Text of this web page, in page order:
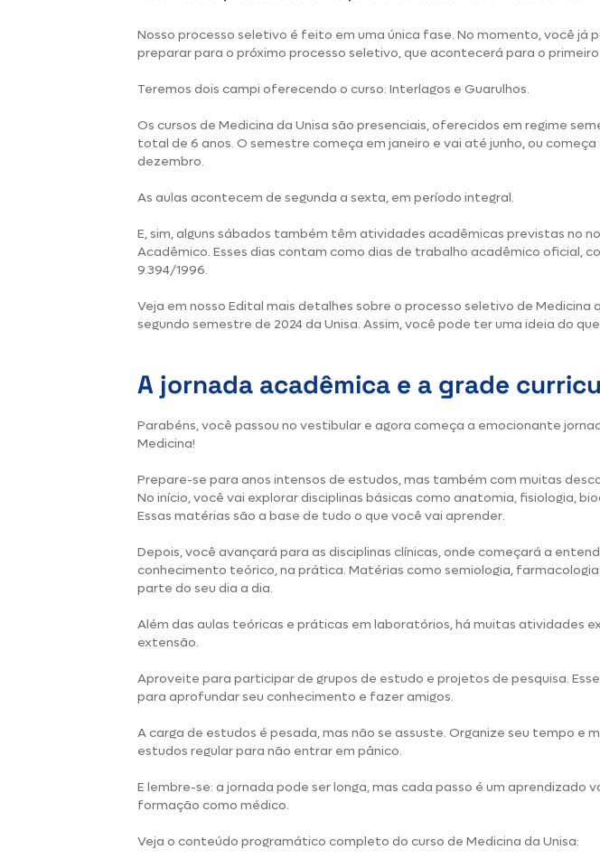
Nosso processo seletivo é feito em uma única fase. No momento, você já
preparar para o próximo processo seletivo, que acontecerá para o
Teremos dois campi oferecendo o curso: Interlagos e Guarulhos.
Os cursos de Medicina da Unisa são presenciais, oferecidos em regime
total de 6 anos. O semestre começa em janeiro e vai até junho, ou
dezembro.
As aulas acontecem de segunda a sexta, em período integral.
E, sim, alguns sábados também têm atividades acadêmicas previstas no
Acadêmico. Esses dias contam como dias de trabalho acadêmico oficial,
9.394/1996.
Veja em nosso Edital mais detalhes sobre o processo seletivo de Medicina
segundo semestre de 2024 da Unisa. Assim, você pode ter uma ideia do
A jornada acadêmica e a grade
Parabéns, você passou no vestibular e agora começa a emocionante
Medicina!
Prepare-se para anos intensos de estudos, mas também com muitas
No início, você vai explorar disciplinas básicas como anatomia, fisiologia,
Essas matérias são a base de tudo o que você vai aprender.
Depois, você avançará para as disciplinas clínicas, onde começará a
conhecimento teórico, na prática. Matérias como semiologia,
parte do seu dia a dia.
Além das aulas teóricas e práticas em laboratórios, há muitas atividades
extensão.
Aproveite para participar de grupos de estudo e projetos de pesquisa.
para aprofundar seu conhecimento e fazer amigos.
A carga de estudos é pesada, mas não se assuste. Organize seu tempo e
estudos regular para não entrar em pânico.
E lembre-se: a jornada pode ser longa, mas cada passo é um aprendizado
formação como médico.
Veja o conteúdo programático completo do curso de Medicina da Unisa: